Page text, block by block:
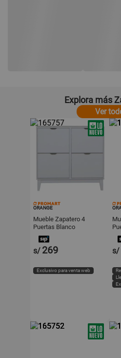
Explora más
Ver
ORANGE
Mueble Zapatero 4
Puertas Blanco
96x17x90cm Orange
s/ 269
Exclusivo para venta web
s/